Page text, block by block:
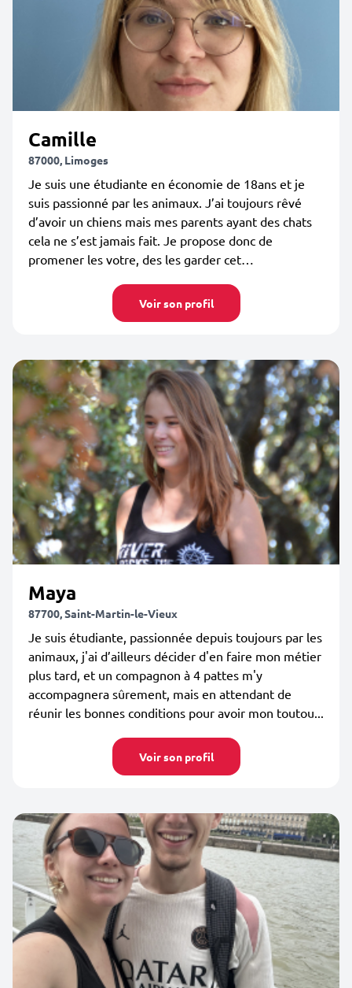
Camille
87000, Limoges
Je suis une étudiante en économie de 18ans et je
suis passionné par les animaux. J’ai toujours rêvé
d’avoir un chiens mais mes parents ayant des chats
cela ne s’est jamais fait. Je propose donc de
promener les votre, des les garder cet…
Voir son profil
Maya
87700, Saint-Martin-le-Vieux
Je suis étudiante, passionnée depuis toujours par les
animaux, j'ai d’ailleurs décider d'en faire mon métier
plus tard, et un compagnon à 4 pattes m'y
accompagnera sûrement, mais en attendant de
réunir les bonnes conditions pour avoir mon toutou...
Voir son profil